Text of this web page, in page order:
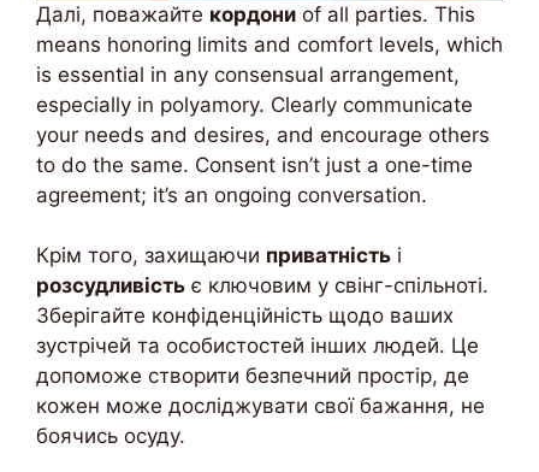
Далі, поважайте кордони of all parties. This
means honoring limits and comfort levels, which
is essential in any consensual arrangement,
especially in polyamory. Clearly communicate
your needs and desires, and encourage others
to do the same. Consent isn’t just a one-time
agreement; it’s an ongoing conversation.
Крім того, захищаючи приватність і
розсудливість є ключовим у свінг-спільноті.
Зберігайте конфіденційність щодо ваших
зустрічей та особистостей інших людей. Це
допоможе створити безпечний простір, де
кожен може досліджувати свої бажання, не
боячись осуду.